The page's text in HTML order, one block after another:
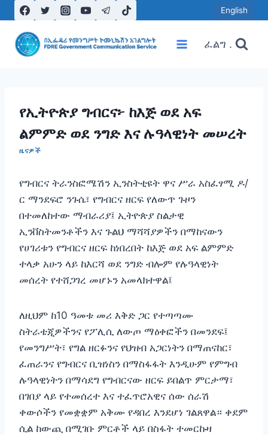
to
content
English
ፈልግ .
የኢትዮጵያ ግብርና፦ ከእጅ ወደ አፍ
ልምምድ ወደ ንግድ እና ሉዓላዊነት መሠረት
ዜናዎች
የግብርና ትራንስፎሜሽን ኢንስትቲዩት ዋና ሥራ አስፈፃሚ ዶ/
ር ማንደፍሮ ንጉሴ፣ የግብርና ዘርፍ የለውጥ ጉዞን
በተመለከተው ማብራሪያ፤ ኢትዮጵያ ስልታዊ
ኢንቨስትመንቶችን እና ጉልህ ማሻሻያዎችን በማከናውን
የሀገሪቱን የግብርና ዘርፍ ከነበረበት ከእጅ ወደ አፍ ልምምድ
ተላቃ አሁን ላይ ከእርሻ ወደ ንግድ ብሎም የሉዓላዊነት
መሰረት የተሸጋገረ መሆኑን አመላክተዋል፤
‎‎ለዚህም ከ10 ዓመቱ መሪ እቅድ ጋር የተጣጣሙ
ስትራቴጂዎችንና የፖሊሲ ለውጦ ማዕቀፎችን በመንደፍ፤
የመንግሥት፣ የግል ዘርፉንና የህዝብ አጋርነትን በማጠናከር፣
ፈጠራንና የግብርና ቢዝነስን በማስፋፋት እንዲሁም የምግብ
ሉዓላዊነትን በማሳደግ የግብርናው ዘርፍ ይበልጥ ምርታማ፣
በገበያ ላይ የተመሰረተ እና ተፈጥሮአዊና ሰው ሰራሽ
ቀውሶችን የመቋቋም አቅሙ የዳበረ እንደሆነ ገልጸዋል። ቀደም
ሲል ከውጪ በሚገቡ ምርቶች ላይ በስፋት ተመርኩዛ